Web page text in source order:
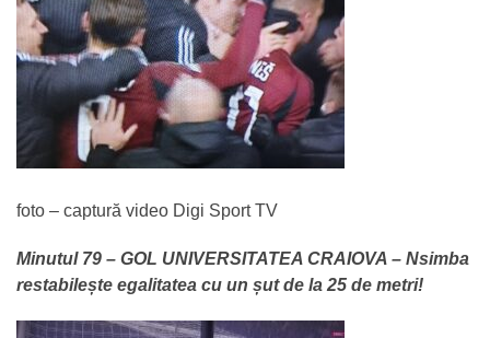
foto – captură video Digi Sport TV
Minutul 79 – GOL UNIVERSITATEA CRAIOVA – Nsimba
restabilește egalitatea cu un șut de la 25 de metri!